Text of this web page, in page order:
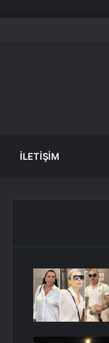
İLETIŞIM